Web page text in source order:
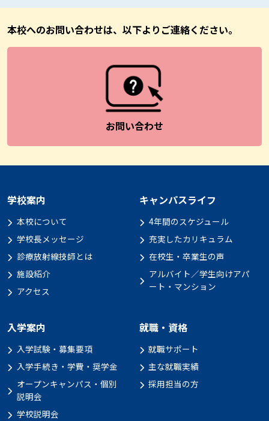
本校へのお問い合わせは、以下よりご連絡ください。
お問い合わせ
学校案内
本校について
学校長メッセージ
診療放射線技師とは
施設紹介
アクセス
キャンパスライフ
4年間のスケジュール
充実したカリキュラム
在校生・卒業生の声
アルバイト／学生向けアパ
ート・マンション
入学案内
入学試験・募集要項
入学手続き・学費・奨学金
オープンキャンパス・個別
説明会
学校説明会
就職・資格
就職サポート
主な就職実績
採用担当の方